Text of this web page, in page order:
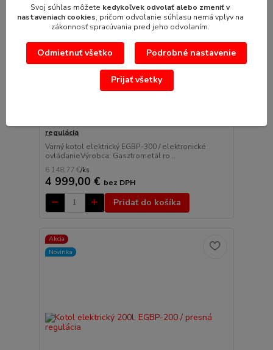
regulácia
Varný kotol elektrický EGBP-300 / elektronické
ovládanieVýrobca: Gasztrometál ro...
6 148,77 €/ks
4 999,00 € bez DPH
Pridať do košíka
Akcia
Novinka
Svoj súhlas môžete kedykoľvek odvolať alebo zmeniť v
nastaveniach cookies, pričom odvolanie súhlasu nemá vplyv na
zákonnosť spracúvania pred jeho odvolaním.
Odmietnuť všetko Podrobné nastavenie
Prijať všetky